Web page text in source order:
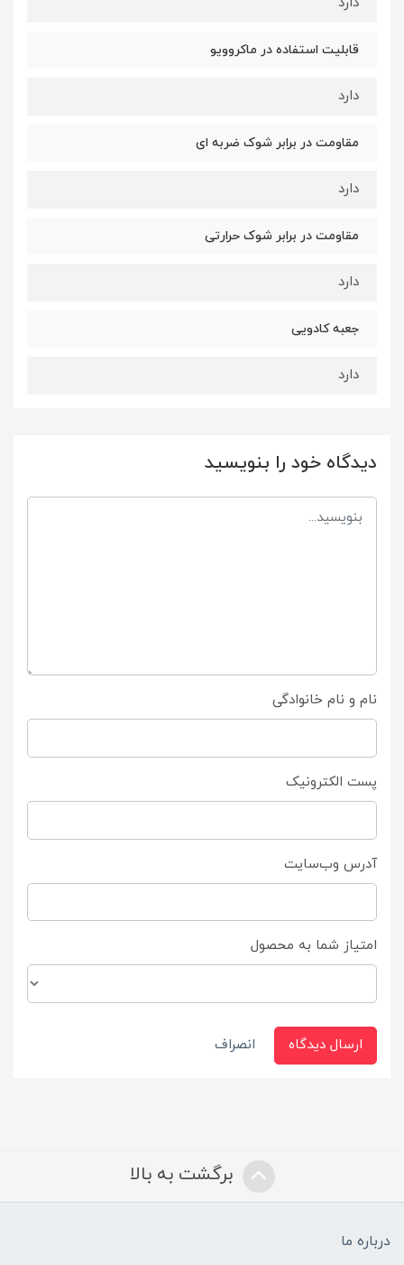
قابلیت استفاده در ماکروویو
دارد
مقاومت در برابر شوک ضربه ای
دارد
مقاومت در برابر شوک حرارتی
دارد
جعبه کادویی
دارد
دیدگاه خود را بنویسید
نام و نام خانوادگی
پست الکترونیک
آدرس وب‌سایت
امتیاز شما به محصول
ارسال دیدگاه انصراف
برگشت به بالا
درباره ما